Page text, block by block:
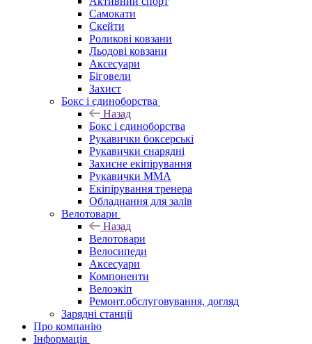
Самокати
Скейти
Роликові ковзани
Льодові ковзани
Аксесуари
Біговели
Захист
Бокс і єдиноборства
Назад
Бокс і єдиноборства
Рукавички боксерські
Рукавички снарядні
Захисне екіпірування
Рукавички ММА
Екіпірування тренера
Обладнання для залів
Велотовари
Назад
Велотовари
Велосипеди
Аксесуари
Компоненти
Велоэкіп
Ремонт.обслуговування, догляд
Зарядні станції
Про компанію
Інформація